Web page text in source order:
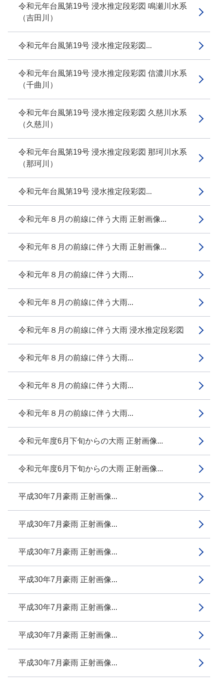
令和元年台風第19号 浸水推定段彩図 鳴瀬川水系
（吉田川）
令和元年台風第19号 浸水推定段彩図...
令和元年台風第19号 浸水推定段彩図 信濃川水系
（千曲川）
令和元年台風第19号 浸水推定段彩図 久慈川水系
（久慈川）
令和元年台風第19号 浸水推定段彩図 那珂川水系
（那珂川）
令和元年台風第19号 浸水推定段彩図...
令和元年８月の前線に伴う大雨 正射画像...
令和元年８月の前線に伴う大雨 正射画像...
令和元年８月の前線に伴う大雨...
令和元年８月の前線に伴う大雨...
令和元年８月の前線に伴う大雨 浸水推定段彩図
令和元年８月の前線に伴う大雨...
令和元年８月の前線に伴う大雨...
令和元年８月の前線に伴う大雨...
令和元年度6月下旬からの大雨 正射画像...
令和元年度6月下旬からの大雨 正射画像...
平成30年7月豪雨 正射画像...
平成30年7月豪雨 正射画像...
平成30年7月豪雨 正射画像...
平成30年7月豪雨 正射画像...
平成30年7月豪雨 正射画像...
平成30年7月豪雨 正射画像...
平成30年7月豪雨 正射画像...